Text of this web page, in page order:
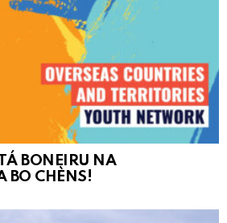
BONEIRU NA
BO CHÈNS!